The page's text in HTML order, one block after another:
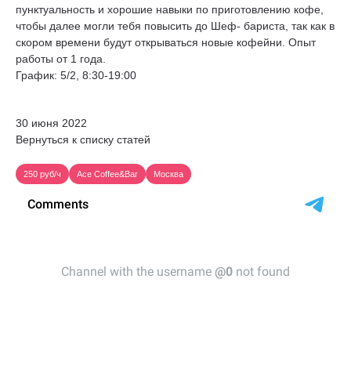
пунктуальность и хорошие навыки по приготовлению кофе,
чтобы далее могли тебя повысить до Шеф- бариста, так как в
скором времени будут открываться новые кофейни. Опыт
работы от 1 года.
График: 5/2, 8:30-19:00
30 июня 2022
Вернуться к списку статей
250 руб/ч Ace Coffee&Bar Москва